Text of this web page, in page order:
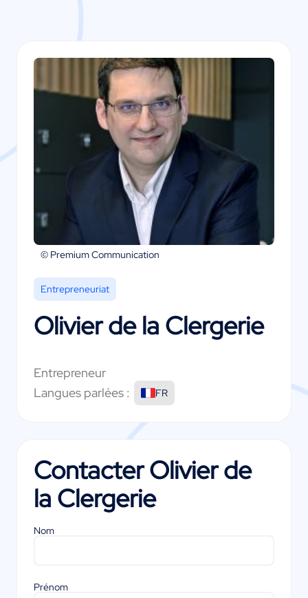
© Premium Communication
Entrepreneuriat
Olivier de la Clergerie
Entrepreneur
Langues parlées :
FR
ContacterOlivier de
la Clergerie
Nom
Prénom